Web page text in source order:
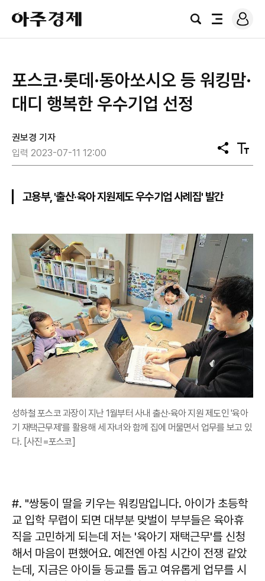
아
주
경
검
전
로
그
포스코·롯데·동아쏘시오 등 워킹맘·
대디 행복한 우수기업 선정
권보경 기자
입력 2023-07-11 12:00
공
유
텍
스
고용부, '출산·육아 지원제도 우수기업 사례집' 발간
성하철 포스코 과장이 지난 1월부터 사내 출산·육아 지원 제도인 '육아
기 재택근무제'를 활용해 세 자녀와 함께 집에 머물면서 업무를 보고 있
다. [사진=포스코]
#. "쌍둥이 딸을 키우는 워킹맘입니다. 아이가 초등학
교 입학 무렵이 되면 대부분 맞벌이 부부들은 육아휴
직을 고민하게 되는데 저는 '육아기 재택근무'를 신청
해서 마음이 편했어요. 예전엔 아침 시간이 전쟁 같았
는데, 지금은 아이들 등교를 돕고 여유롭게 업무를 시